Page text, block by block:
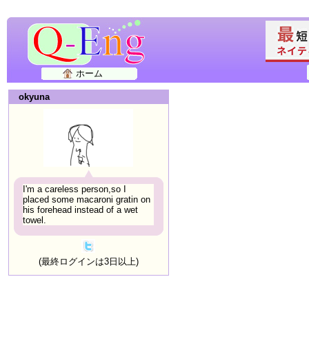
ホーム
okyuna
I'm a careless person,so I
placed some macaroni gratin on
his forehead instead of a wet
towel.
(最終ログインは3日以上)